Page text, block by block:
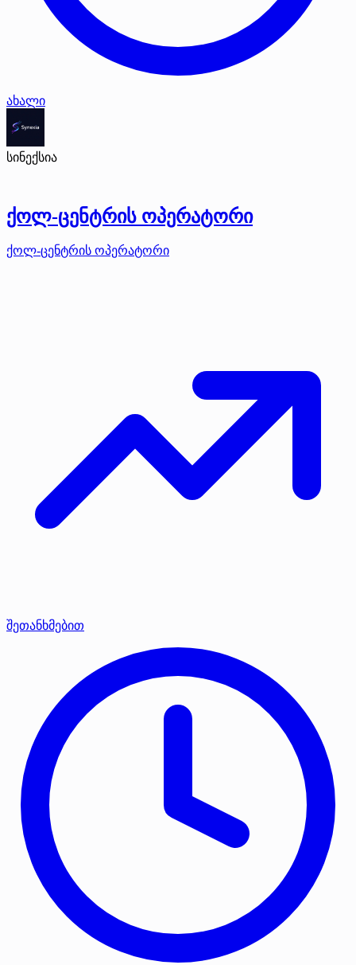
ახალი
სინექსია
ქოლ-ცენტრის ოპერატორი
ქოლ-ცენტრის ოპერატორი
შეთანხმებით